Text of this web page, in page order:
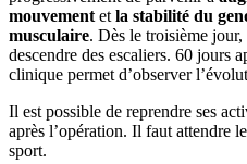
mouvement et la stabilité du
musculaire. Dès le troisième
descendre des escaliers. 60 jours
clinique permet d’observer
Il est possible de reprendre ses
après l’opération. Il faut attendre
sport.